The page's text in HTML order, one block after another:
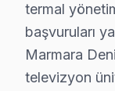
Tahtakale,
Ambarlı,
Firuzköy,
termal
başvuruları
Marmara
televizyon